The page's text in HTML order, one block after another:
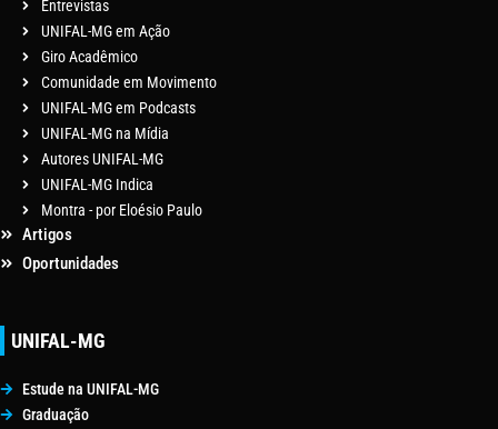
Entrevistas
UNIFAL-MG em Ação
Giro Acadêmico
Comunidade em Movimento
UNIFAL-MG em Podcasts
UNIFAL-MG na Mídia
Autores UNIFAL-MG
UNIFAL-MG Indica
Montra - por Eloésio Paulo
Artigos
Oportunidades
UNIFAL-MG
Estude na UNIFAL-MG
Graduação